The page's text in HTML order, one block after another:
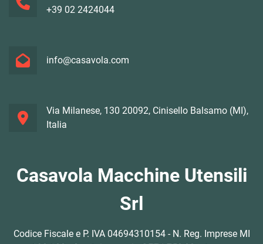
+39 02 2424044
info@casavola.com
Via Milanese, 130 20092, Cinisello Balsamo (MI),
Italia
Casavola Macchine Utensili
Srl
Codice Fiscale e P. IVA 04694310154 - N. Reg. Imprese MI